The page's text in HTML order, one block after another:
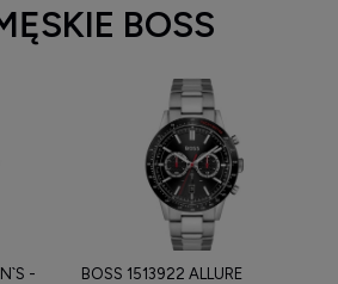
BOSS
-
BOSS 1513922 ALLURE